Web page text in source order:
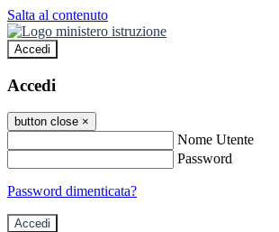
Salta al contenuto
Accedi
Accedi
button close ×
Nome Utente
Password
Password dimenticata?